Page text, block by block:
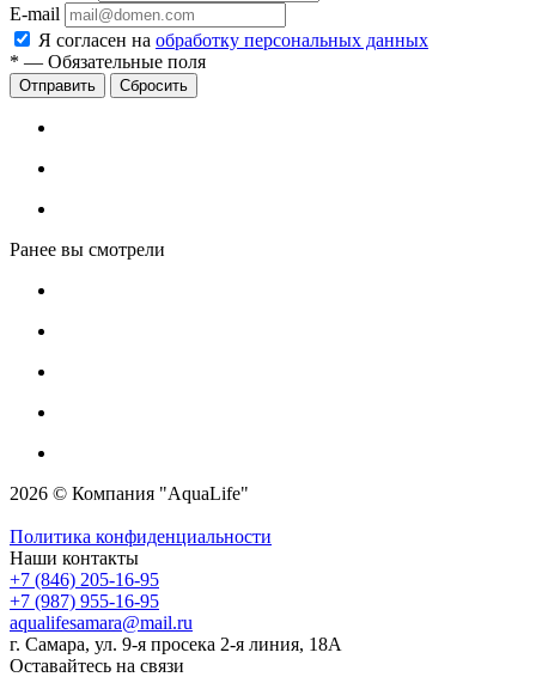
E-mail
Я согласен на обработку персональных данных
* — Обязательные поля
Сбросить
Ранее вы смотрели
2026 © Компания "AquaLife"
Политика конфиденциальности
Наши контакты
+7 (846) 205-16-95
+7 (987) 955-16-95
aqualifesamara@mail.ru
г. Самара, ул. 9-я просека 2-я линия, 18А
Оставайтесь на связи